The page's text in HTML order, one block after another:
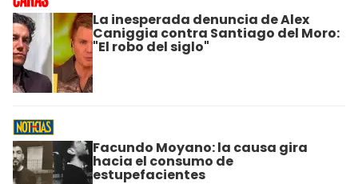
La inesperada denuncia de Alex
Caniggia contra Santiago del Moro:
"El robo del siglo"
Facundo Moyano: la causa gira
hacia el consumo de
estupefacientes